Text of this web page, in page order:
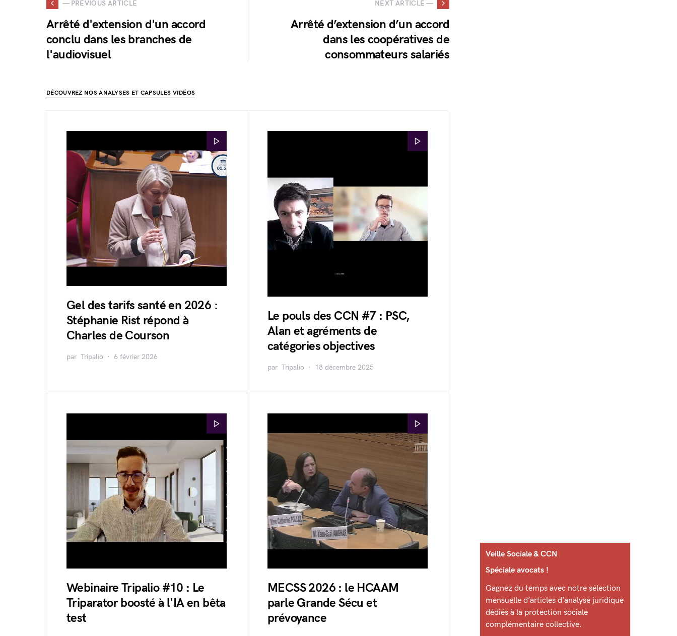
— PREVIOUS ARTICLE
Arrêté d'extension d'un accord
conclu dans les branches de
l'audiovisuel
NEXT ARTICLE —
Arrêté d’extension d’un accord
dans les coopératives de
consommateurs salariés
DÉCOUVREZ NOS ANALYSES ET CAPSULES VIDÉOS
Gel des tarifs santé en 2026 :
Stéphanie Rist répond à
Charles de Courson
par Tripalio 6 février 2026
Le pouls des CCN #7 : PSC,
Alan et agréments de
catégories objectives
par Tripalio 18 décembre 2025
Webinaire Tripalio #10 : Le
Triparator boosté à l'IA en bêta
test
MECSS 2026 : le HCAAM
parle Grande Sécu et
prévoyance
Veille Sociale & CCN
Spéciale avocats !
Gagnez du temps avec notre sélection
mensuelle d’articles d’analyse juridique
dédiés à la protection sociale
complémentaire collective.